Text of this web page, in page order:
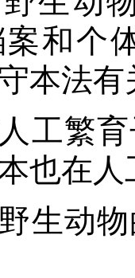
和个
本法
工繁
也在
生动